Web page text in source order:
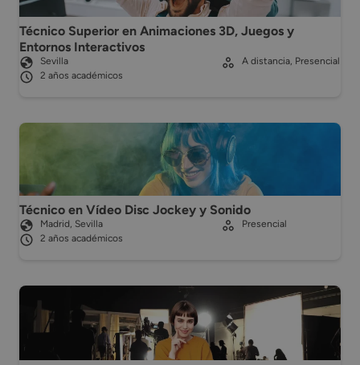
Técnico Superior en Animaciones 3D, Juegos y
Entornos Interactivos
Sevilla
2 años académicos
A distancia, Presencial
Técnico en Vídeo Disc Jockey y Sonido
Madrid, Sevilla
2 años académicos
Presencial